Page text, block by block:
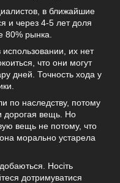
в ближайшие
и через 4-5 лет доля
80% рынка.
их нет
что они могут
дней. Точность хода у
по наследству, потому
дорогая вещь. Но
вещь не потому, что
морально устарела
Носіть
дотримуватися